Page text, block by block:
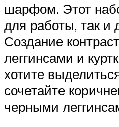
шарфом. Этот
для работы, так и
Создание
леггинсами и
хотите
сочетайте
черными